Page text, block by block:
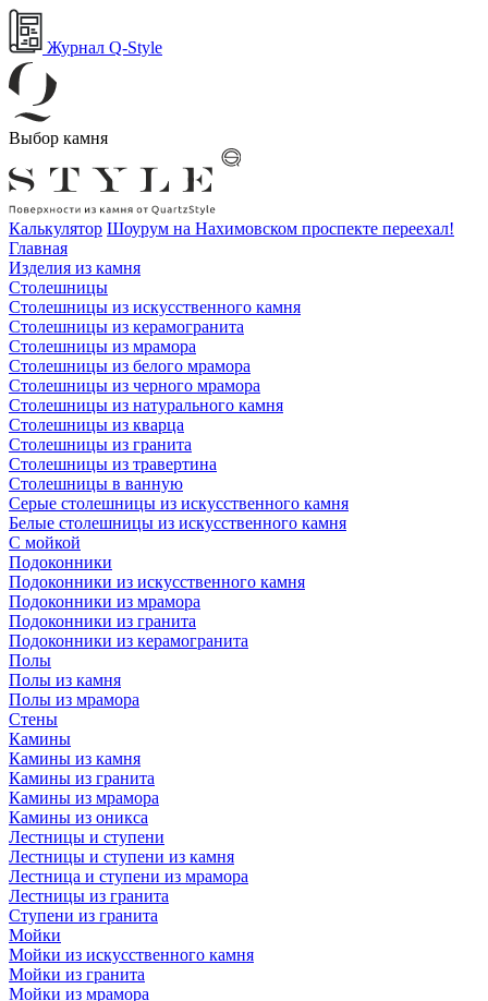
Журнал Q-Style
Выбор камня
Калькулятор Шоурум на Нахимовском проспекте переехал!
Главная
Изделия из камня
Столешницы
Столешницы из искусственного камня
Столешницы из керамогранита
Столешницы из мрамора
Столешницы из белого мрамора
Столешницы из черного мрамора
Столешницы из натурального камня
Столешницы из кварца
Столешницы из гранита
Столешницы из травертина
Столешницы в ванную
Серые столешницы из искусственного камня
Белые столешницы из искусственного камня
С мойкой
Подоконники
Подоконники из искусственного камня
Подоконники из мрамора
Подоконники из гранита
Подоконники из керамогранита
Полы
Полы из камня
Полы из мрамора
Стены
Камины
Камины из камня
Камины из гранита
Камины из мрамора
Камины из оникса
Лестницы и ступени
Лестницы и ступени из камня
Лестница и ступени из мрамора
Лестницы из гранита
Ступени из гранита
Мойки
Мойки из искусственного камня
Мойки из гранита
Мойки из мрамора